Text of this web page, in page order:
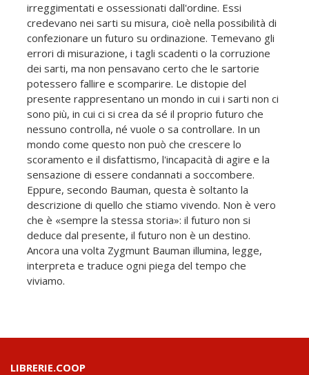
irreggimentati e ossessionati dall'ordine. Essi
credevano nei sarti su misura, cioè nella possibilità di
confezionare un futuro su ordinazione. Temevano gli
errori di misurazione, i tagli scadenti o la corruzione
dei sarti, ma non pensavano certo che le sartorie
potessero fallire e scomparire. Le distopie del
presente rappresentano un mondo in cui i sarti non ci
sono più, in cui ci si crea da sé il proprio futuro che
nessuno controlla, né vuole o sa controllare. In un
mondo come questo non può che crescere lo
scoramento e il disfattismo, l'incapacità di agire e la
sensazione di essere condannati a soccombere.
Eppure, secondo Bauman, questa è soltanto la
descrizione di quello che stiamo vivendo. Non è vero
che è «sempre la stessa storia»: il futuro non si
deduce dal presente, il futuro non è un destino.
Ancora una volta Zygmunt Bauman illumina, legge,
interpreta e traduce ogni piega del tempo che
viviamo.
LIBRERIE.COOP